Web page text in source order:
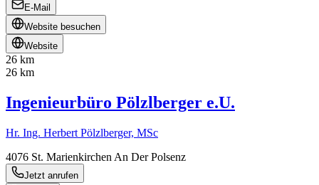
E-Mail
Website besuchen
Website
26 km
26 km
Ingenieurbüro Pölzlberger e.U.
Hr. Ing. Herbert Pölzlberger, MSc
4076 St. Marienkirchen An Der Polsenz
Jetzt anrufen